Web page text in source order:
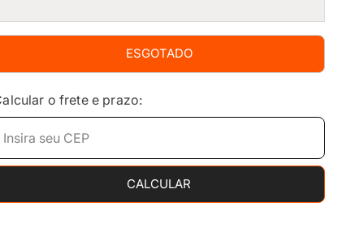
ESGOTADO
o frete e prazo:
CALCULAR